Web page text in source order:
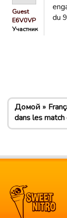
Guest
E6V0VP
Участник
du
Домой
dans les